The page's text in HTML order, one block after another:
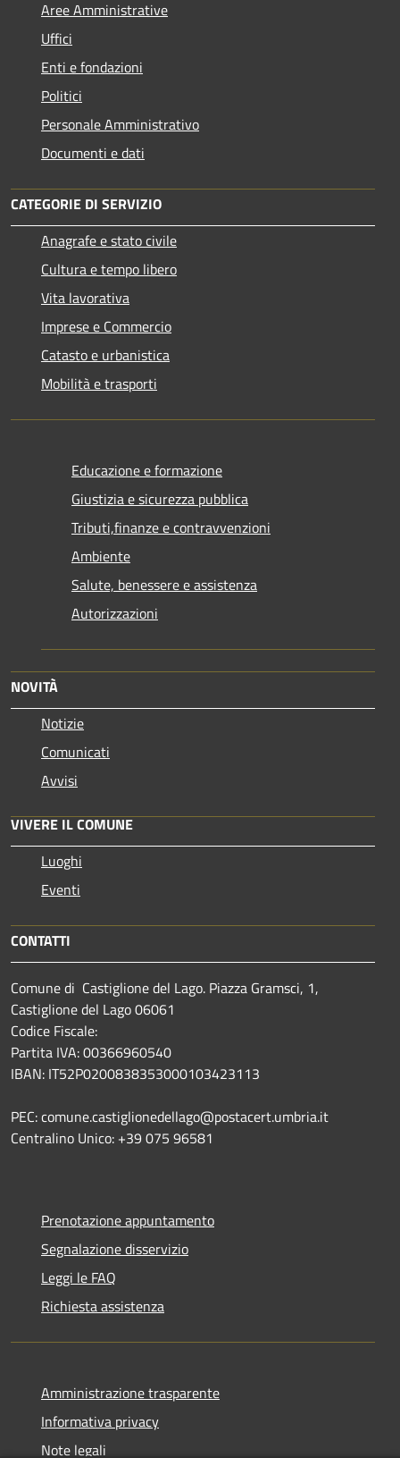
Aree Amministrative
Uffici
Enti e fondazioni
Politici
Personale Amministrativo
Documenti e dati
CATEGORIE DI SERVIZIO
Anagrafe e stato civile
Cultura e tempo libero
Vita lavorativa
Imprese e Commercio
Catasto e urbanistica
Mobilità e trasporti
Educazione e formazione
Giustizia e sicurezza pubblica
Tributi,finanze e contravvenzioni
Ambiente
Salute, benessere e assistenza
Autorizzazioni
NOVITÀ
Notizie
Comunicati
Avvisi
VIVERE IL COMUNE
Luoghi
Eventi
CONTATTI
Comune di Castiglione del Lago. Piazza Gramsci, 1,
Castiglione del Lago 06061
Codice Fiscale:
Partita IVA: 00366960540
IBAN: IT52P0200838353000103423113
PEC: comune.castiglionedellago@postacert.umbria.it
Centralino Unico: +39 075 96581
Prenotazione appuntamento
Segnalazione disservizio
Leggi le FAQ
Richiesta assistenza
Amministrazione trasparente
Informativa privacy
Note legali